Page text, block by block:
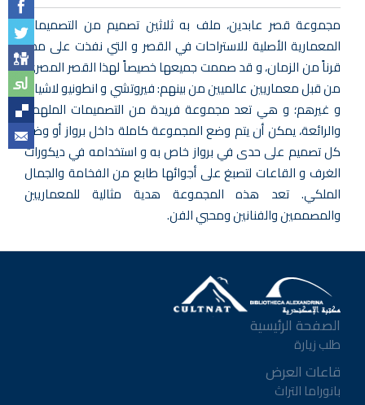
مجموعة قصر عابدين، ملف به ثلاثين تصميم من التصميمات
المعمارية الأصلية للاستراحات في القصر و التي نفذت على مدار
قرناً من الزمان، و قد صممت جميعها خصيصاً لهذا القصر المصري
من قبل معماريين عالميين من بينهم: فيروتشي و انطونيو لاشياك
و غيرهم؛ و هي تعد مجموعة فريدة من التصميمات الملهمة
والرائعة، يمكن أن يتم وضع المجموعة كاملة داخل برواز أو وضع
كل تصميم على حدى في برواز خاص به و استخدامه في ديكورات
الغرف و القاعات لتصبغ على أجوائها طابع من الفخامة والجمال
الملكي. تعد هذه المجموعة هدية مثالية للمعماريين
والمصممين والفنانين ومحبي الفن.
الصفحة الرئيسية
طلب زيارة
قاعات العرض
بانوراما التراث